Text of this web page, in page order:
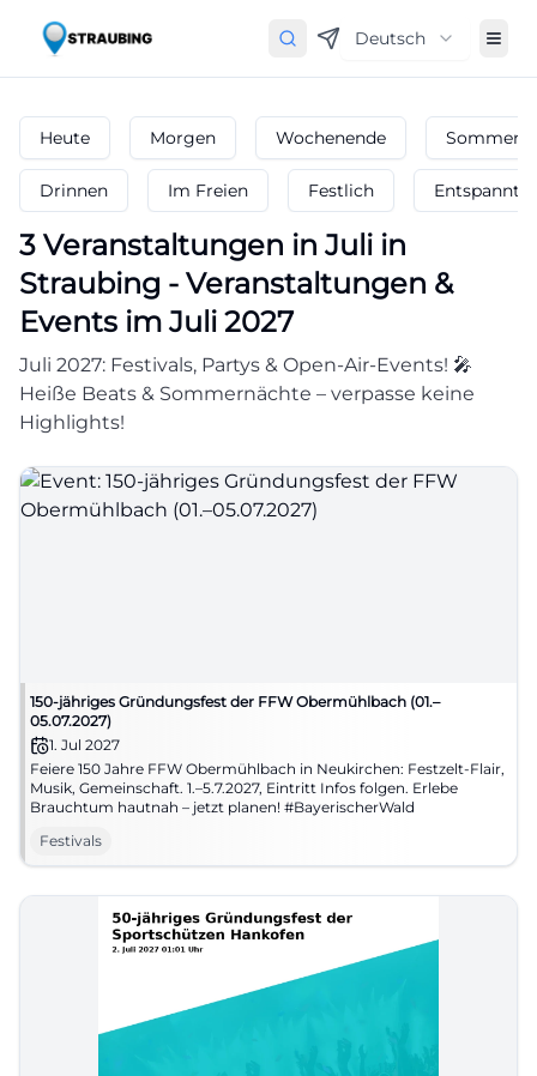
Deutsch
Heute Morgen Wochenende
Drinnen Im Freien Festlich Entspannt
3 Veranstaltungen in Juli in
Straubing - Veranstaltungen &
Events im Juli 2027
Juli 2027: Festivals, Partys & Open-Air-Events! 🎤
Heiße Beats & Sommernächte – verpasse keine
Highlights!
150-jähriges Gründungsfest der FFW Obermühlbach (01.–
05.07.2027)
1. Jul 2027
Feiere 150 Jahre FFW Obermühlbach in Neukirchen: Festzelt-Flair,
Musik, Gemeinschaft. 1.–5.7.2027, Eintritt Infos folgen. Erlebe
Brauchtum hautnah – jetzt planen! #BayerischerWald
Festivals